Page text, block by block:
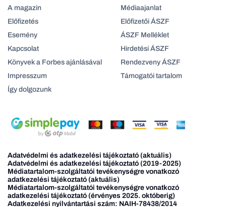
A magazin
Előfizetés
Esemény
Kapcsolat
Könyvek a Forbes ajánlásával
Impresszum
Így dolgozunk
Médiaajanlat
Előfizetői ÁSZF
ÁSZF Melléklet
Hirdetési ÁSZF
Rendezveny ÁSZF
Támogatói tartalom
Adatvédelmi és adatkezelési tájékoztató (aktuális)
Adatvédelmi és adatkezelési tájékoztató (2019-2025)
Médiatartalom-szolgáltatói tevékenységre vonatkozó
adatkezelési tájékoztató (aktuális)
Médiatartalom-szolgáltatói tevékenységre vonatkozó
adatkezelési tájékoztató (érvényes 2025. októberig)
Adatkezelési nyilvántartási szám: NAIH-78438/2014